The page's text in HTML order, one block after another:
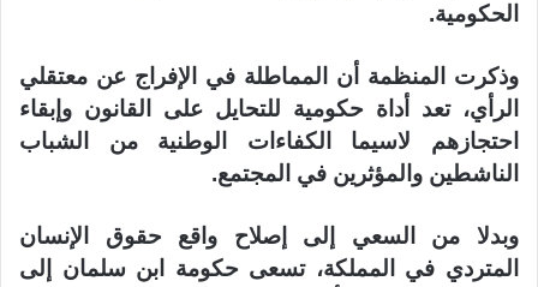
الحكومية.
وذكرت المنظمة أن المماطلة في الإفراج عن معتقلي
الرأي، تعد أداة حكومية للتحايل على القانون وإبقاء
احتجازهم لاسيما الكفاءات الوطنية من الشباب
الناشطين والمؤثرين في المجتمع.
وبدلا من السعي إلى إصلاح واقع حقوق الإنسان
المتردي في المملكة، تسعى حكومة ابن سلمان إلى